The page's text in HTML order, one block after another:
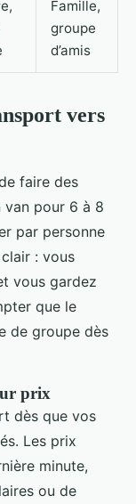
Famille,
groupe
d’amis
vers
faire des
van pour 6 à 8
par personne
: vous
vous gardez
que le
de groupe dès
prix
dès que vos
Les prix
minute,
ou de